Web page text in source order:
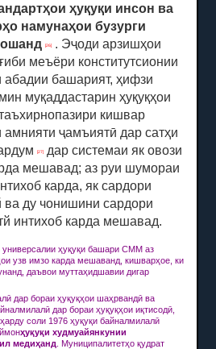
ҳуқуқи инсон ва
намунаҳои бузурги
[26] . Эҷоди арзишҳои
меъёри конститутсионии
абадии башарият, ҳифзи
муқаддастарин ҳуқуқҳои
кишвар
ҷамъиятӣ дар сатҳи
[27]
дар системаи як овози
мешавад;аз руи шумораи
карда, як сардори
ва ду чонишини сардори
интихоб карда мешавад.
универсалии ҳуқуқи башари СММ аз
узв имзо карда мешаванд, кишварҳое, ки
даъвои муттаҳидшавии дигар
дар бораи ҳуқуқҳои шаҳрвандӣ ва
дар бораи ҳуқуқҳои иқтисодӣ,
соли 1976 ҳуқуқи байналмилалӣ
ҳуқуқи худмуайянкунии
медиҳанд .Муниципалитетҳо қудрат